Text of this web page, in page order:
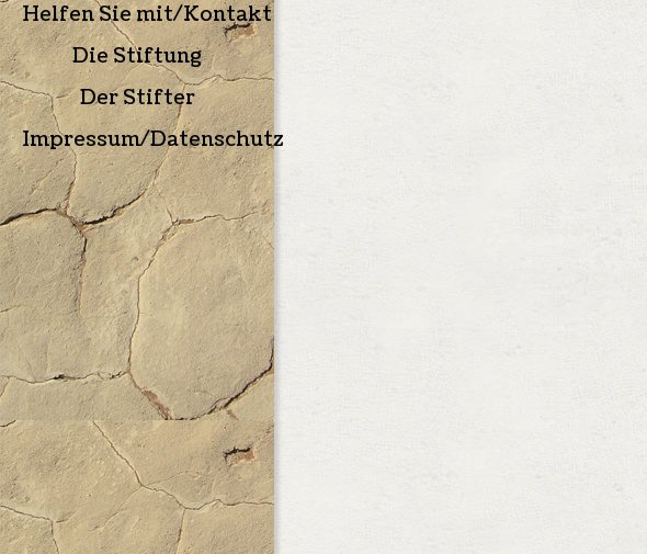
Helfen Sie mit/Kontakt
Die Stiftung
Der Stifter
Impressum/Datenschutz